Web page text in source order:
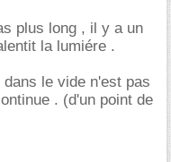
plus long , il y a un
la lumiére .
le vide n'est pas
. (d'un point de